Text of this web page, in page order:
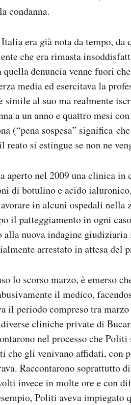
condanna.
era già nota da tempo, da
che era rimasta
denuncia venne fuori
media ed esercitava la
simile al suo ma realmente
a un anno e quattro mesi
(“pena sospesa” significa
si estingue se non ne
aperto nel 2009 una clinica
di botulino e acido
in alcuni ospedali nella
il patteggiamento in ogni
nuova indagine
arrestato in attesa del
lo scorso marzo, è emerso
il medico,
il periodo compreso tra
cliniche private di
nel processo che
che gli venivano affidati, con
Raccontarono soprattutto
invece in molte ore e con
Politi aveva impiegato